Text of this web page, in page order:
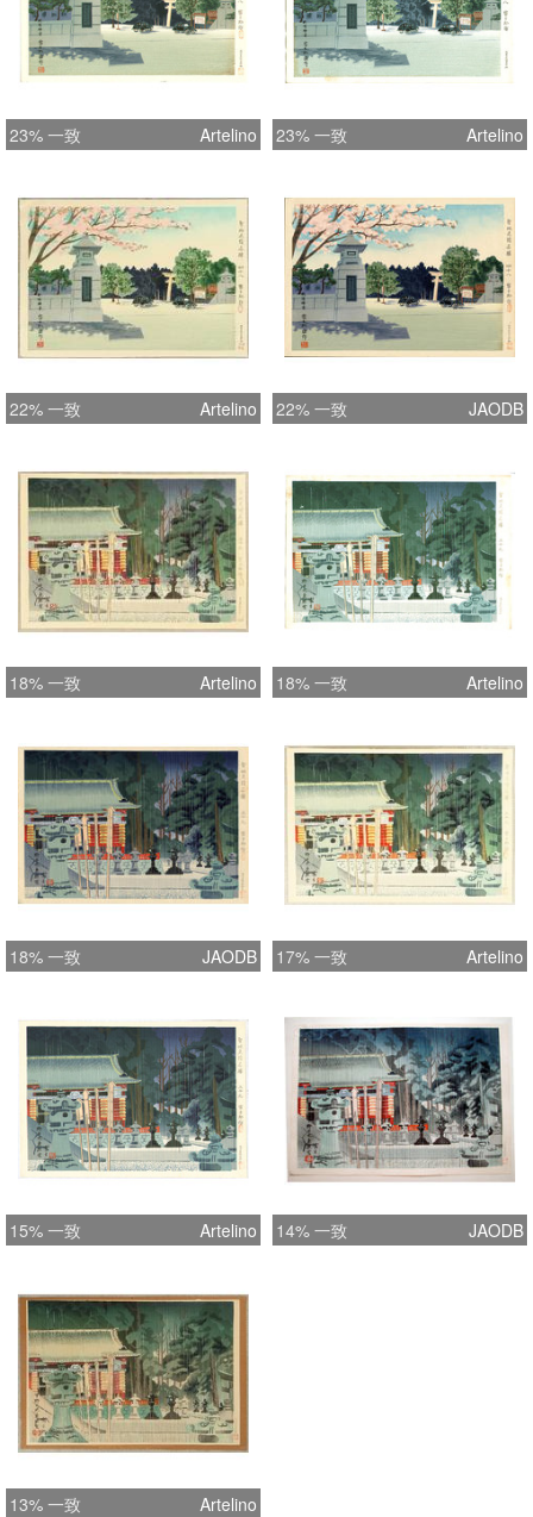
23% 一致 Artelino 23% 一致 Artelino
22% 一致 Artelino 22% 一致 JAODB
18% 一致 Artelino 18% 一致 Artelino
18% 一致 JAODB 17% 一致 Artelino
15% 一致 Artelino 14% 一致 JAODB
13% 一致 Artelino